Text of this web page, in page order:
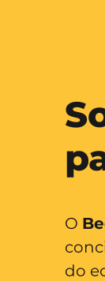
O
do